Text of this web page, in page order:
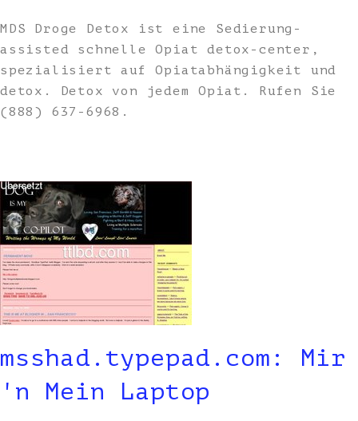
MDS Droge Detox ist eine Sedierung-
assisted schnelle Opiat detox-center,
spezialisiert auf Opiatabhängigkeit und
detox. Detox von jedem Opiat. Rufen Sie
(888) 637-6968.
msshad.typepad.com: Mir
'n Mein Laptop